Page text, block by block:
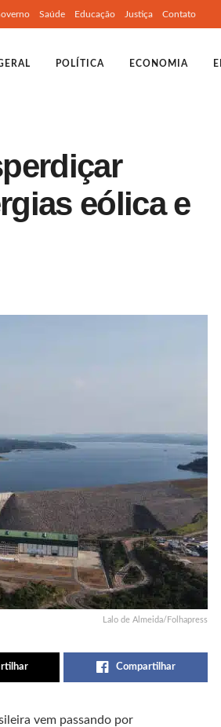
Saúde Educação Justiça Contato
POLÍTICA ECONOMIA
eólica e
Lalo de Almeida/Folhapress
Compartilhar
vem passando por